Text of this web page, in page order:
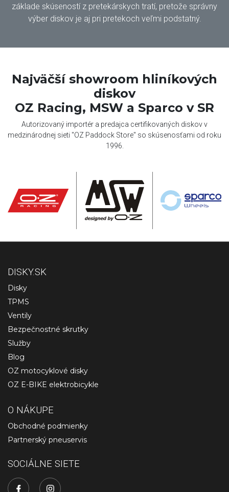
základe skúseností z pretekárskych tratí, pretože správny
výber diskov je aj pri pretekoch veľmi podstatný.
Najväčší showroom hliníkových
diskov
OZ Racing, MSW a Sparco v SR
Autorizovaný importér a predajca certifikovaných diskov v
medzinárodnej sieti "OZ Paddock Store" so skúsenosťami od roku
1996.
DISKY.SK
Disky
TPMS
Ventily
Bezpečnostné skrutky
Služby
Blog
OZ motocyklové disky
OZ E-BIKE elektrobicykle
O NÁKUPE
Obchodné podmienky
Partnerský pneuservis
SOCIÁLNE SIETE